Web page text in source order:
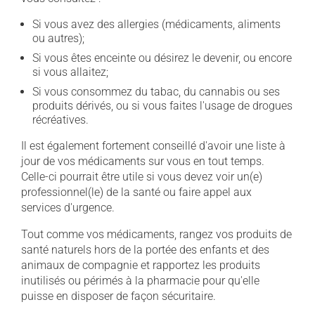
Si vous avez des allergies (médicaments, aliments
ou autres);
Si vous êtes enceinte ou désirez le devenir, ou encore
si vous allaitez;
Si vous consommez du tabac, du cannabis ou ses
produits dérivés, ou si vous faites l'usage de drogues
récréatives.
Il est également fortement conseillé d'avoir une liste à
jour de vos médicaments sur vous en tout temps.
Celle-ci pourrait être utile si vous devez voir un(e)
professionnel(le) de la santé ou faire appel aux
services d'urgence.
Tout comme vos médicaments, rangez vos produits de
santé naturels hors de la portée des enfants et des
animaux de compagnie et rapportez les produits
inutilisés ou périmés à la pharmacie pour qu'elle
puisse en disposer de façon sécuritaire.